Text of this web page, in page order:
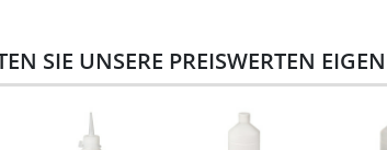
SIE UNSERE PREISWERTEN